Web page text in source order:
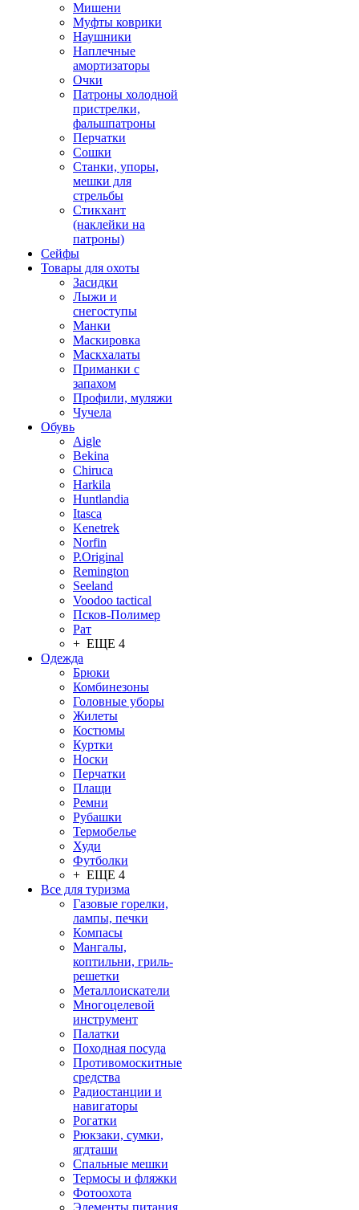
Мишени
Муфты коврики
Наушники
Наплечные
амортизаторы
Очки
Патроны холодной
пристрелки,
фальшпатроны
Перчатки
Сошки
Станки, упоры,
мешки для
стрельбы
Стикхант
(наклейки на
патроны)
Сейфы
Товары для охоты
Засидки
Лыжи и
снегоступы
Манки
Маскировка
Маскхалаты
Приманки с
запахом
Профили, муляжи
Чучела
Обувь
Aigle
Bekina
Chiruсa
Harkila
Huntlandia
Itasca
Kenetrek
Norfin
P.Original
Remington
Seeland
Voodoo tactical
Псков-Полимер
Рат
+ ЕЩЕ 4
Одежда
Брюки
Комбинезоны
Головные уборы
Жилеты
Костюмы
Куртки
Носки
Перчатки
Плащи
Ремни
Рубашки
Термобелье
Худи
Футболки
+ ЕЩЕ 4
Все для туризма
Газовые горелки,
лампы, печки
Компасы
Мангалы,
коптильни, гриль-
решетки
Металлоискатели
Многоцелевой
инструмент
Палатки
Походная посуда
Противомоскитные
средства
Радиостанции и
навигаторы
Рогатки
Рюкзаки, сумки,
ягдташи
Спальные мешки
Термосы и фляжки
Фотоохота
Элементы питания